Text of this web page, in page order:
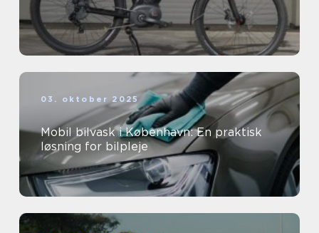
03. oktober 2025
Mobil bilvask i København: En praktisk
løsning for bilpleje